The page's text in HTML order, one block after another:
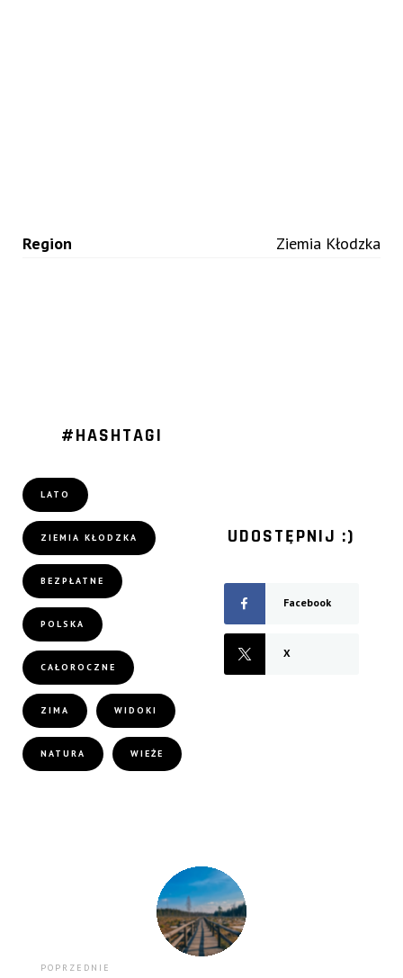
Region Ziemia Kłodzka
#HASHTAGI
LATO
ZIEMIA KŁODZKA
BEZPŁATNE
POLSKA
CAŁOROCZNE
ZIMA WIDOKI
NATURA WIEŻE
UDOSTĘPNIJ :)
Facebook
X
POPRZEDNIE